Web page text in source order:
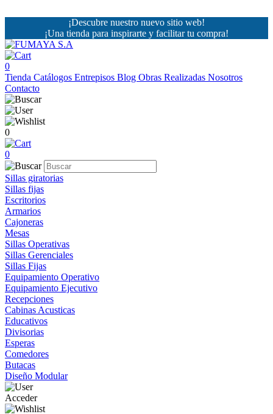
¡Descubre nuestro nuevo sitio web!
¡Una tienda para inspirarte y facilitar tu compra!
0
Tienda Catálogos Entrepisos Blog Obras Realizadas Nosotros
Contacto
0
0
Sillas giratorias
Sillas fijas
Escritorios
Armarios
Cajoneras
Mesas
Sillas Operativas
Sillas Gerenciales
Sillas Fijas
Equipamiento Operativo
Equipamiento Ejecutivo
Recepciones
Cabinas Acusticas
Educativos
Divisorias
Esperas
Comedores
Butacas
Diseño Modular
Acceder